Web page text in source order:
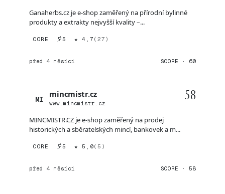
Ganaherbs.cz je e-shop zaměřený na přírodní bylinné
produkty a extrakty nejvyšší kvality –...
CORE 5 ★ 4,7 (27)
před 4 měsíci SCORE · 60
MI
mincmistr.cz
www.mincmistr.cz
58
MINCMISTR.CZ je e-shop zaměřený na prodej
historických a sběratelských mincí, bankovek a m...
CORE 5 ★ 5,0(5)
před 4 měsíci SCORE · 58